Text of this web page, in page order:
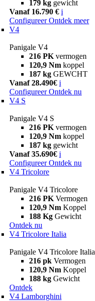
179 kg gewicht
Vanaf 16.790 € i
Configureer Ontdek meer
V4
Panigale V4
216 PK vermogen
120,9 Nm koppel
187 kg GEWCHT
Vanaf 28.490€ i
Configureer Ontdek nu
V4 S
Panigale V4 S
216 PK vermogen
120,9 Nm koppel
187 kg gewicht
Vanaf 35.690€ i
Configureer Ontdek nu
V4 Tricolore
Panigale V4 Tricolore
216 PK Vermogen
120,9 Nm Koppel
188 Kg Gewicht
Ontdek nu
V4 Tricolore Italia
Panigale V4 Tricolore Italia
216 pk Vermogen
120,9 Nm Koppel
188 kg Gewicht
Ontdek
V4 Lamborghini